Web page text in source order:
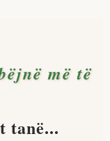
më të
tanë...